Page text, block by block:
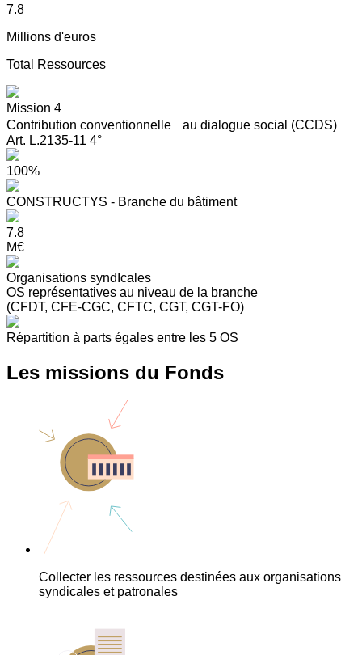
7.8
Millions d'euros
Total Ressources
Mission 4
Contribution conventionnelle au dialogue social (CCDS)
Art. L.2135-11 4°
100%
CONSTRUCTYS - Branche du bâtiment
7.8
M€
Organisations syndIcales
OS représentatives au niveau de la branche
(CFDT, CFE-CGC, CFTC, CGT, CGT-FO)
Répartition à parts égales entre les 5 OS
Les missions du Fonds
Collecter les ressources destinées aux organisations
syndicales et patronales